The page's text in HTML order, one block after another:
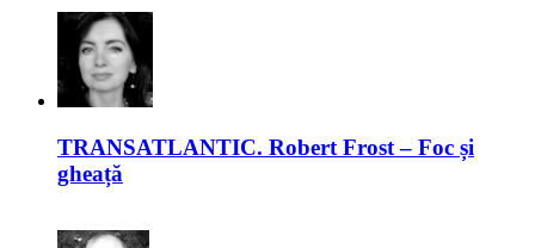
TRANSATLANTIC. Robert Frost – Foc și
gheață